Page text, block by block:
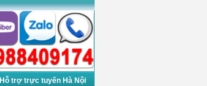
Hỗ trợ trực tuyến Hà Nội